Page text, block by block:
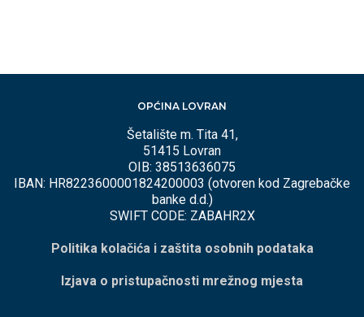
OPĆINA LOVRAN
Šetalište m. Tita 41,
51415 Lovran
OIB: 38513636075
IBAN: HR8223600001824200003 (otvoren kod Zagrebačke
banke d.d.)
SWIFT CODE: ZABAHR2X
Politika kolačića i zaštita osobnih podataka
Izjava o pristupačnosti mrežnog mjesta